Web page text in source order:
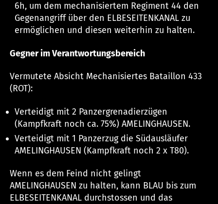
6h, um dem mechanisiertem Regiment 44 den
Gegenangriff über den ELBESEITENKANAL zu
ermöglichen und diesen weiterhin zu halten.
Gegner im Verantwortungsbereich
Vermutete Absicht Mechanisiertes Bataillon 433
(ROT):
Verteidigt mit 2 Panzergrenadierzügen
(Kampfkraft noch ca. 75%) AMELINGHAUSEN.
Verteidigt mit 1 Panzerzug die Südausläufer
AMELINGHAUSEN (Kampfkraft noch 2 x T80).
Wenn es dem Feind nicht gelingt
AMELINGHAUSEN zu halten, kann BLAU bis zum
ELBESEITENKANAL durchstossen und das